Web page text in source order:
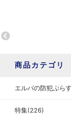
商品カテゴリ
エルパの防犯ぷら
特集(226)